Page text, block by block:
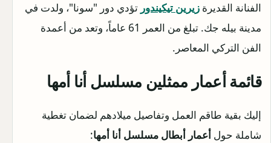
الفنانة القديرة زيرين تيكيندور تؤدي دور "سونا"، ولدت في
مدينة بيله جك. تبلغ من العمر 61 عاماً، وتعد من أعمدة
الفن التركي المعاصر.
قائمةأعمار ممثلين مسلسل أنا أمها
إليك بقية طاقم العمل وتفاصيل ميلادهم لضمان تغطية
شاملة حول أعمار أبطال مسلسل أنا أمها: